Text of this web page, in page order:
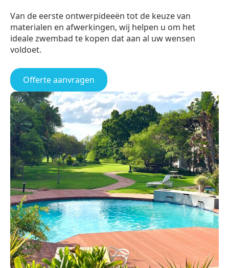
Van de eerste ontwerpideeën tot de keuze van
materialen en afwerkingen, wij helpen u om het
ideale zwembad te kopen dat aan al uw wensen
voldoet.
Offerte aanvragen